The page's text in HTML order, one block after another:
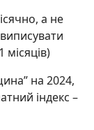
а не
місяців)
на 2024,
індекс –